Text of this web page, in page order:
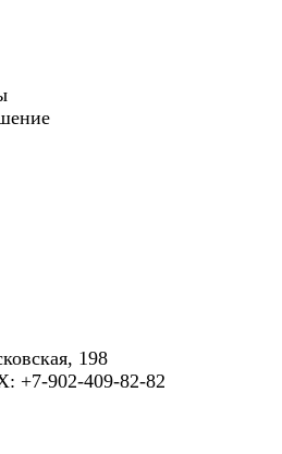
198
+7-902-409-82-82